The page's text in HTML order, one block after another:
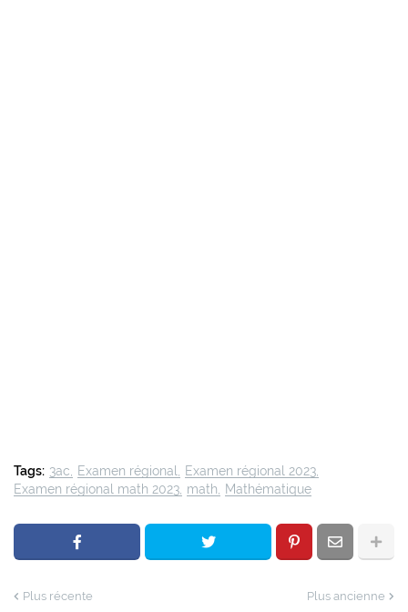
Tags: 3ac Examen régional
Examen régional 2023
Examen régional math 2023 math Mathématique
Plus récente Plus ancienne